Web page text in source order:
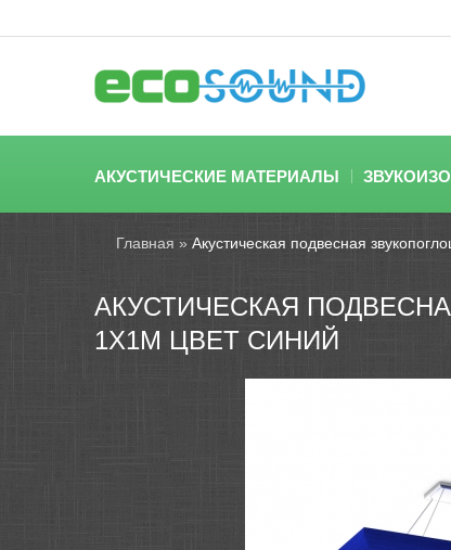
АКУСТИЧЕСКИЕ МАТЕРИАЛЫ
Главная » Акустическая подвесная
АКУСТИЧЕСКАЯ
1Х1М ЦВЕТ СИНИЙ